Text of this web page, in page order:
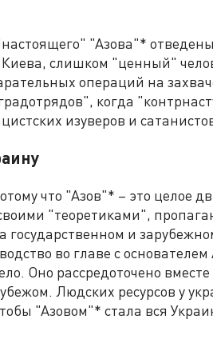
"Азова"* отведены
слишком "ценный"
операций на
когда
изуверов и
что "Азов"* – это целое
"теоретиками",
государственном и
во главе с
Оно рассредоточено
Людских ресурсов у
"Азовом"* стала вся